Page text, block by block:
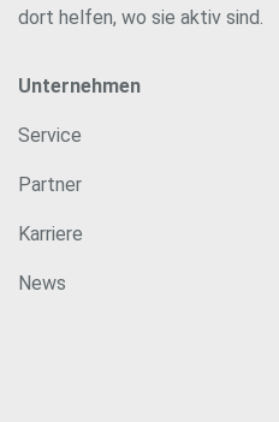
dort helfen, wo sie aktiv sind.
Unternehmen
Service
Partner
Karriere
News